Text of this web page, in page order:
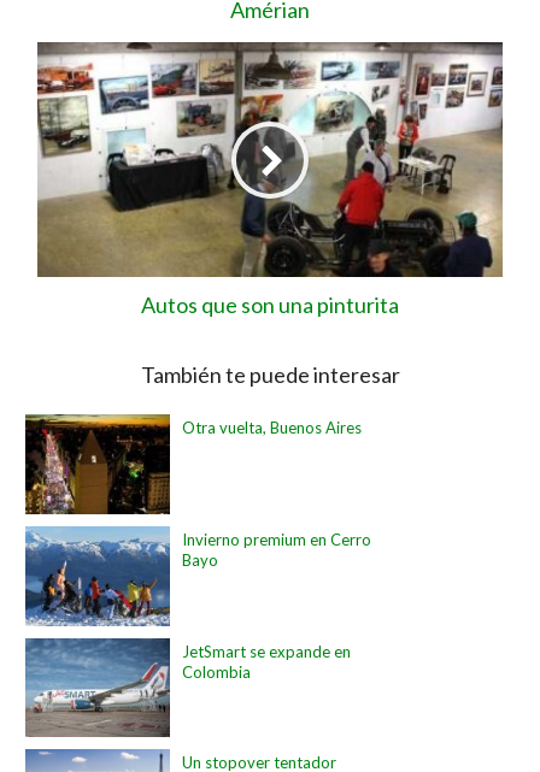
Amérian
Autos que son una pinturita
También te puede interesar
Otra vuelta, Buenos Aires
Invierno premium en Cerro
Bayo
JetSmart se expande en
Colombia
Un stopover tentador